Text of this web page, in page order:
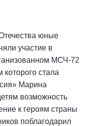
юные
участие в
МСЧ-72
стала
Марина
возможность
к героям страны
поблагодарил